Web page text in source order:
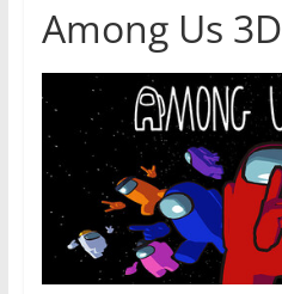
Among Us 3D